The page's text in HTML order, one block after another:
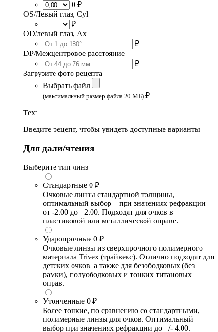
0 ₽
OS/Левый глаз, Cyl
₽
OD/левый глаз, Ax
₽
DP/Межцентровое расстояние
₽
Загрузите фото рецепта
Выбрать файл
(максимальный размер файла 20 МБ) ₽
Text
Введите рецепт, чтобы увидеть доступные варианты
Для дали/чтения
Выберите тип линз
Стандартные 0 ₽
Очковые линзы стандартной толщины,
оптимальный выбор – при значениях рефракции
от -2.00 до +2.00. Подходят для очков в
пластиковой или металлической оправе.
Ударопрочные 0 ₽
Очковые линзы из сверхпрочного полимерного
материала Trivex (трайвекс). Отлично подходят для
детских очков, а также для безободковых (без
рамки), полуободковых и тонких титановых
оправ.
Утонченные 0 ₽
Более тонкие, по сравнению со стандартными,
полимерные линзы для очков. Оптимальный
выбор при значениях рефракции до +/- 4.00.